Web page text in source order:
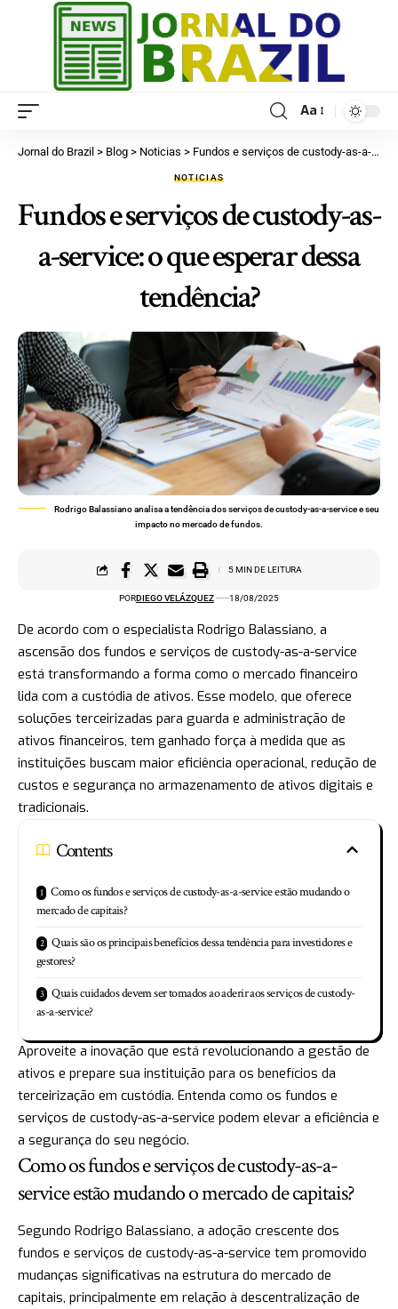
Aa
Jornal do Brazil > Blog > Noticias > Fundos e serviços de custody-as-a-service: o que esperar dessa tendência?
NOTICIAS
Fundos e serviços de custody-as-
a-service: o que esperar dessa
tendência?
Rodrigo Balassiano analisa a tendência dos serviços de custody-as-a-service e seu
impacto no mercado de fundos.
PORDIEGO VELÁZQUEZ 18/08/2025
5 MIN DE LEITURA
De acordo com o especialista Rodrigo Balassiano, a
ascensão dos fundos e serviços de custody-as-a-service
está transformando a forma como o mercado financeiro
lida com a custódia de ativos. Esse modelo, que oferece
soluções terceirizadas para guarda e administração de
ativos financeiros, tem ganhado força à medida que as
instituições buscam maior eficiência operacional, redução de
custos e segurança no armazenamento de ativos digitais e
tradicionais.
Contents
Como os fundos e serviços de custody-as-a-service estão mudando o
mercado de capitais?
Quais são os principais benefícios dessa tendência para investidores e
gestores?
Quais cuidados devem ser tomados ao aderir aos serviços de custody-
as-a-service?
Aproveite a inovação que está revolucionando a gestão de
ativos e prepare sua instituição para os benefícios da
terceirização em custódia. Entenda como os fundos e
serviços de custody-as-a-service podem elevar a eficiência e
a segurança do seu negócio.
Como os fundos e serviços de custody-as-a-
service estão mudando o mercado de capitais?
Segundo Rodrigo Balassiano, a adoção crescente dos
fundos e serviços de custody-as-a-service tem promovido
mudanças significativas na estrutura do mercado de
capitais, principalmente em relação à descentralização de